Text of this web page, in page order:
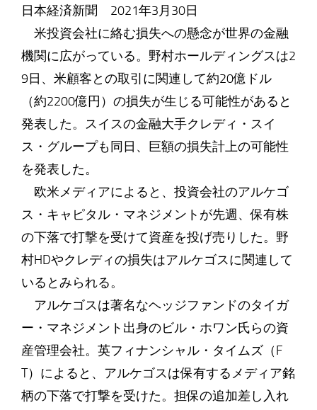
日本経済新聞 2021年3月30日
米投資会社に絡む損失への懸念が世界の金融
機関に広がっている。野村ホールディングスは2
9日、米顧客との取引に関連して約20億ドル
（約2200億円）の損失が生じる可能性があると
発表した。スイスの金融大手クレディ・スイ
ス・グループも同日、巨額の損失計上の可能性
を発表した。
欧米メディアによると、投資会社のアルケゴ
ス・キャピタル・マネジメントが先週、保有株
の下落で打撃を受けて資産を投げ売りした。野
村HDやクレディの損失はアルケゴスに関連して
いるとみられる。
アルケゴスは著名なヘッジファンドのタイガ
ー・マネジメント出身のビル・ホワン氏らの資
産管理会社。英フィナンシャル・タイムズ（F
T）によると、アルケゴスは保有するメディア銘
柄の下落で打撃を受けた。担保の追加差し入れ